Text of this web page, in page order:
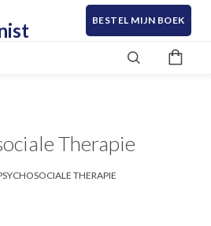
BESTEL MIJN BOEK
Therapie
THERAPIE